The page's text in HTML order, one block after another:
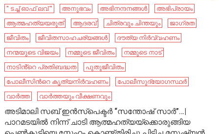
'' ടച്ച് ഓഫ് ലവ് '' അനുഭവം അഭിനന്ദനങ്ങൾ
അഭിപ്രായം
ആത്മഹത്യയരുത്
ആദരവ് ചിത്രവും ചിന്തയും
ജാഗ്രത
ജീവിതം
ജീവിതസാഹചര്യങ്ങൾ
ദൗത്യ നിർവ്വഹണം
നന്മയുടെ വിജയം
നമ്മുടെ ജീവിതം
നമ്മുടെ നാട്‌
നാടിൻ്റെ പ്രതിബദ്ധത
പുതുജീവിതം
പോലീസിന്‍റെ കൃത്യനിര്‍വഹണം
പോലീസുദ്യോഗസ്ഥർ
വാർത്ത
വാർത്തയും വീക്ഷണവും
അടിമാലി സബ് ഇൻസ്‌പെക്ടർ “സന്തോഷ്‌ സാർ”…|
പാറമടയിൽ നിന്ന് ചാടി ആത്മഹത്യയ്ക്കൊരുങ്ങിയ